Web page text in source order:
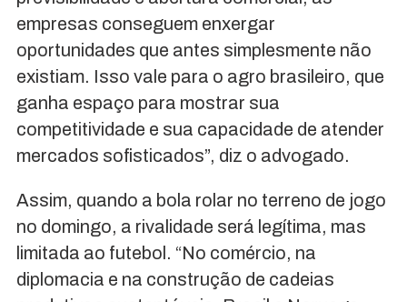
empresas conseguem enxergar
oportunidades que antes simplesmente não
existiam. Isso vale para o agro brasileiro, que
ganha espaço para mostrar sua
competitividade e sua capacidade de atender
mercados sofisticados”, diz o advogado.
Assim, quando a bola rolar no terreno de jogo
no domingo, a rivalidade será legítima, mas
limitada ao futebol. “No comércio, na
diplomacia e na construção de cadeias